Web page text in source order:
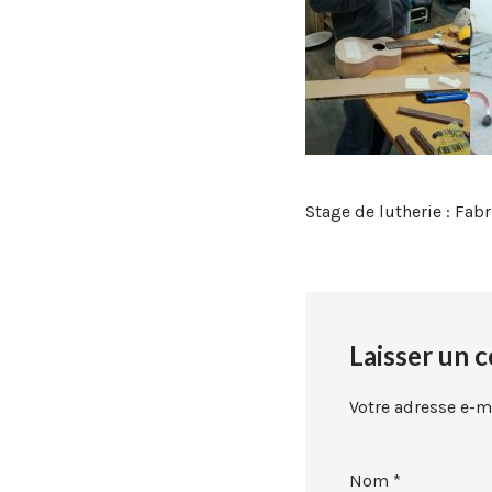
Stage de lutherie :
Laisser un
Votre adresse e-
Nom *